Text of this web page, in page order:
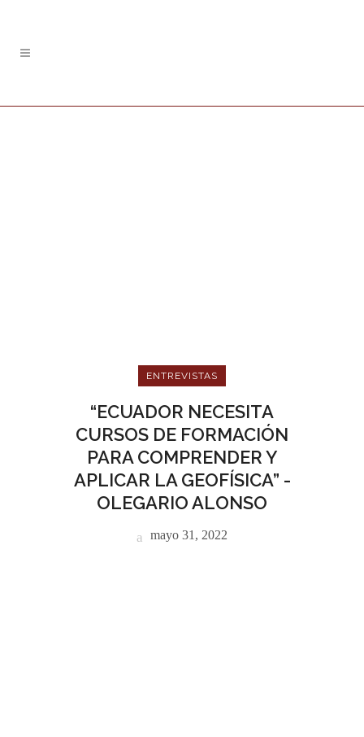
ENTREVISTAS
“ECUADOR NECESITA
CURSOS DE FORMACIÓN
PARA COMPRENDER Y
APLICAR LA GEOFÍSICA” -
OLEGARIO ALONSO
mayo 31, 2022